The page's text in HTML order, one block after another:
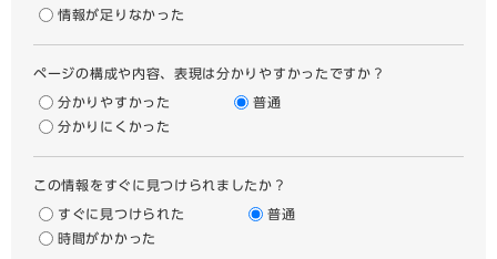
情報が足りなかった
ページの構成や内容、表現は分かりやすかったですか？
分かりやすかった
普通
分かりにくかった
この情報をすぐに見つけられましたか？
すぐに見つけられた
普通
時間がかかった